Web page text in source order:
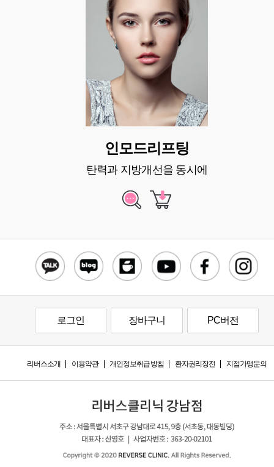
인모드리프팅
탄력과 지방개선을 동시에
로그인 장바구니 PC버전
리버스소개 이용약관 개인정보취급방침 환자권리장전 지점가맹문의